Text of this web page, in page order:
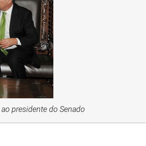
presidente do Senado